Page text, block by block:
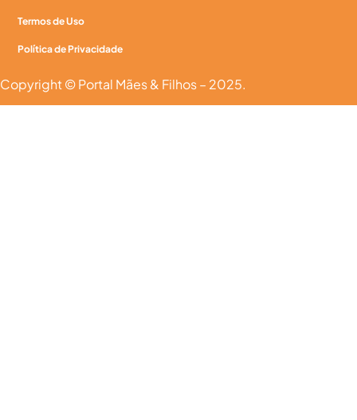
Termos de Uso
Política de Privacidade
Copyright © Portal Mães & Filhos – 2025.